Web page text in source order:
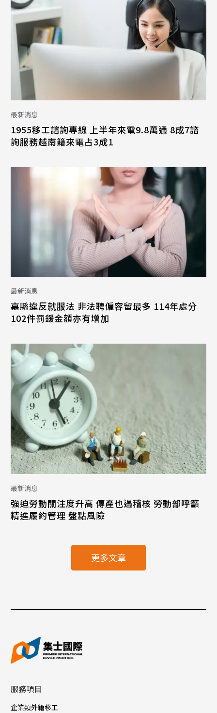
最新消息
1955移工諮詢專線 上半年來電9.8萬通 8成7諮
詢服務越南籍來電占3成1
最新消息
嘉縣違反就服法 非法聘僱容留最多 114年處分
102件罰鍰金額亦有增加
最新消息
強迫勞動關注度升高 傳產也遇稽核 勞動部呼籲
精進履約管理 盤點風險
更多文章
服務項目
企業類外籍移工